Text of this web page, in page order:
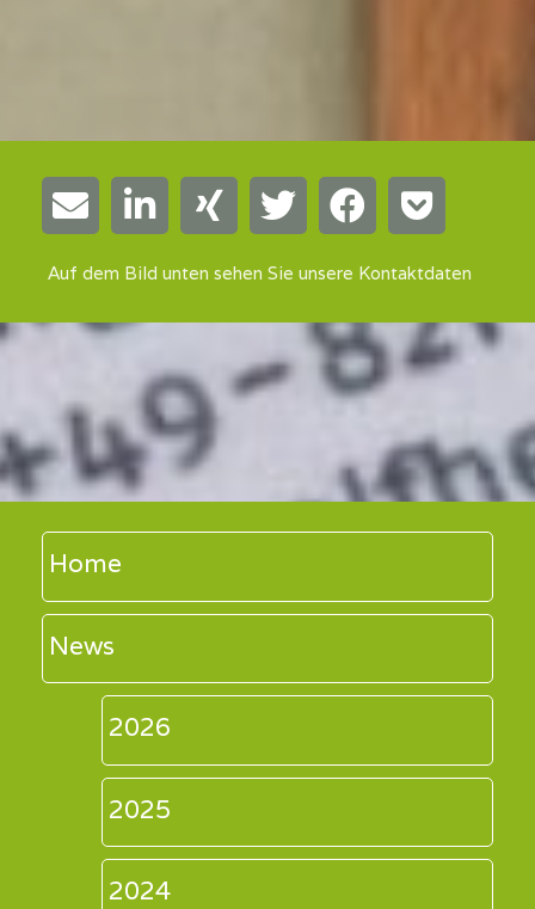
Auf dem Bild unten sehen Sie unsere Kontaktdaten
Home
News
2026
2025
2024